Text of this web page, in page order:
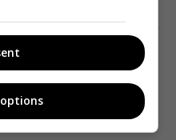
печері
років тому: що їх